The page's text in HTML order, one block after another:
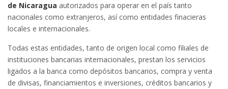
de Nicaragua autorizados para operar en el país tanto
nacionales como extranjeros, así como entidades finacieras
locales e internacionales.
Todas estas entidades, tanto de origen local como filiales de
instituciones bancarias internacionales, prestan los servicios
ligados a la banca como depósitos bancarios, compra y venta
de divisas, financiamientos e inversiones, créditos bancarios y